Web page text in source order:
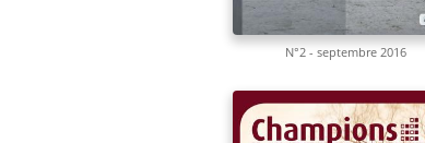
N°2 - septembre 2016